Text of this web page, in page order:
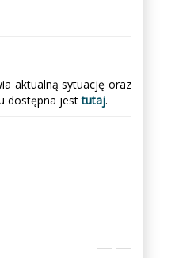
aktualną sytuację oraz
dostępna jesttutaj.